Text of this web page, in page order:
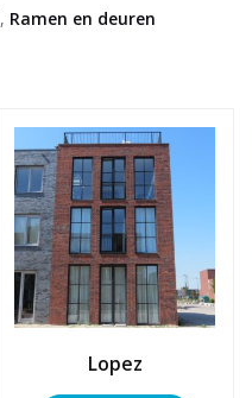
, Ramen en deuren
Lopez